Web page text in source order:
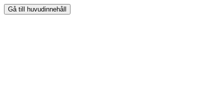
Gå till huvudinnehåll